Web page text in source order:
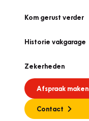
Kom gerust verder
Historie vakgarage
Zekerheden
Afspraak maken
Contact